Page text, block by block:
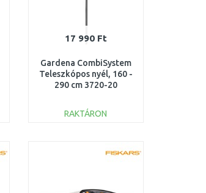
17 990 Ft
Gardena CombiSystem
Teleszkópos nyél, 160 -
290 cm 3720-20
RAKTÁRON
Összehasonlítás